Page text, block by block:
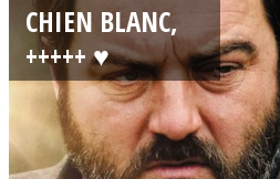
CHIEN BLANC,
+++++ ♥